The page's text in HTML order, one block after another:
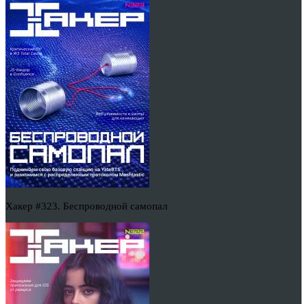
Хакер #323. Беспроводной самопал